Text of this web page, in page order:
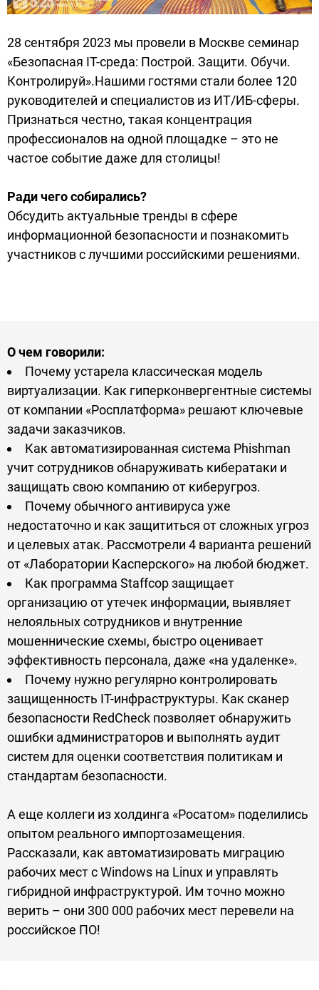
28 сентября 2023 мы провели в Москве семинар
«Безопасная IT-среда: Построй. Защити. Обучи.
Контролируй».Нашими гостями стали более 120
руководителей и специалистов из ИТ/ИБ-сферы.
Признаться честно, такая концентрация
профессионалов на одной площадке – это не
частое событие даже для столицы!
Ради чего собирались?
Обсудить актуальные тренды в сфере
информационной безопасности и познакомить
участников с лучшими российскими решениями.
О чем говорили:
Почему устарела классическая модель
виртуализации. Как гиперконвергентные системы
от компании «Росплатформа» решают ключевые
задачи заказчиков.
Как автоматизированная система Phishman
учит сотрудников обнаруживать кибератаки и
защищать свою компанию от киберугроз.
Почему обычного антивируса уже
недостаточно и как защититься от сложных угроз
и целевых атак. Рассмотрели 4 варианта решений
от «Лаборатории Касперского» на любой бюджет.
Как программа Staffсop защищает
организацию от утечек информации, выявляет
нелояльных сотрудников и внутренние
мошеннические схемы, быстро оценивает
эффективность персонала, даже «на удаленке».
Почему нужно регулярно контролировать
защищенность IT-инфраструктуры. Как сканер
безопасности RedCheck позволяет обнаружить
ошибки администраторов и выполнять аудит
систем для оценки соответствия политикам и
стандартам безопасности.
А еще коллеги из холдинга «Росатом» поделились
опытом реального импортозамещения.
Рассказали, как автоматизировать миграцию
рабочих мест с Windows на Linux и управлять
гибридной инфраструктурой. Им точно можно
верить – они 300 000 рабочих мест перевели на
российское ПО!